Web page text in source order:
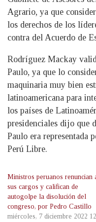
Agrario, ya que
los derechos de los
contra del Acuerdo de
Rodríguez Mackay
Paulo, ya que lo
maquinaria muy bien
latinoamericana para
los países de
presidenciales dijo que
Paulo era representada
Perú Libre.
Ministros peruanos renuncian
sus cargos y califican de
autogolpe la disolución del
congreso, por Pedro Castillo
miércoles, 7 diciembre 2022